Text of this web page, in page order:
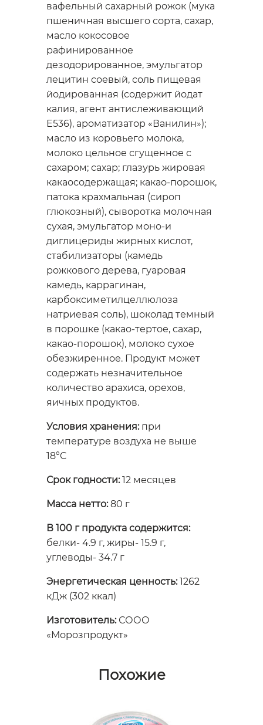
вафельный сахарный рожок (мука
пшеничная высшего сорта, сахар,
масло кокосовое
рафинированное
дезодорированное, эмульгатор
лецитин соевый, соль пищевая
йодированная (содержит йодат
калия, агент антислеживающий
Е536), ароматизатор «Ванилин»);
масло из коровьего молока,
молоко цельное сгущенное с
сахаром; сахар; глазурь жировая
какаосодержащая; какао-порошок,
патока крахмальная (сироп
глюкозный), сыворотка молочная
сухая, эмульгатор моно-и
диглицериды жирных кислот,
стабилизаторы (камедь
рожкового дерева, гуаровая
камедь, каррагинан,
карбоксиметилцеллюлоза
натриевая соль), шоколад темный
в порошке (какао-тертое, сахар,
какао-порошок), молоко сухое
обезжиренное. Продукт может
содержать незначительное
количество арахиса, орехов,
яичных продуктов.
Условия хранения:при
температуре воздуха не выше
18°C
Срок годности:12 месяцев
Масса нетто:80 г
В 100 г продукта содержится:
белки- 4.9 г, жиры- 15.9 г,
углеводы- 34.7 г
Энергетическая ценность:1262
кДж (302 ккал)
Изготовитель:СООО
«Морозпродукт»
Похожие